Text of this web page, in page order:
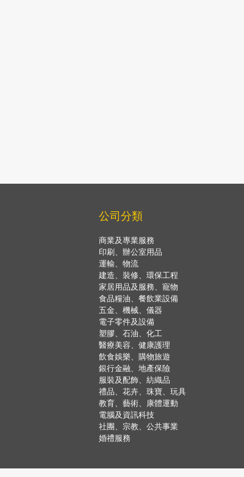
公司分類
商業及專業服務
印刷、辦公室用品
運輸、物流
建造、裝修、環保工程
家居用品及服務、寵物
食品糧油、餐飲業設備
五金、機械、儀器
電子零件及設備
塑膠、石油、化工
醫療美容、健康護理
飲食娛樂、購物旅遊
銀行金融、地產保險
服裝及配飾、紡織品
禮品、花卉、珠寶、玩具
教育、藝術、康體運動
電腦及資訊科技
社團、宗教、公共事業
婚禮服務